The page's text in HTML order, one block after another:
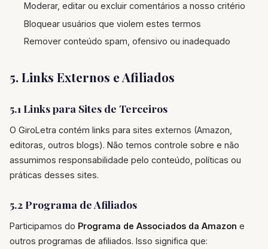
Moderar, editar ou excluir comentários a nosso critério
Bloquear usuários que violem estes termos
Remover conteúdo spam, ofensivo ou inadequado
5. Links Externos e Afiliados
5.1 Links para Sites de Terceiros
O GiroLetra contém links para sites externos (Amazon,
editoras, outros blogs). Não temos controle sobre e não
assumimos responsabilidade pelo conteúdo, políticas ou
práticas desses sites.
5.2 Programa de Afiliados
Participamos do Programa de Associados da Amazon e
outros programas de afiliados. Isso significa que: